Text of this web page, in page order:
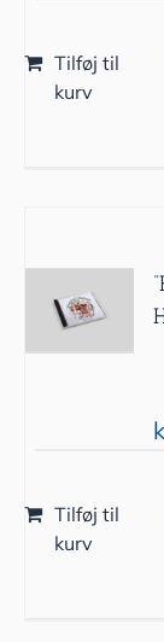
Tilføj til
kurv
Tilføj til
kurv